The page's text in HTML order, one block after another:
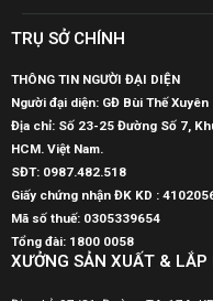
TRỤ SỞ CHÍNH
THÔNG TIN NGƯỜI ĐẠI DIỆN
Người đại diện: GĐ Bùi Thế Xuyên
Địa chỉ: Số 23-25 Đường Số 7,
HCM. Việt Nam.
SĐT: 0987.482.518
Giấy chứng nhận ĐK KD :
Mã số thuế: 0305339654
Tổng đài: 1800 0058
XƯỞNG SẢN XUẤT & LẮP